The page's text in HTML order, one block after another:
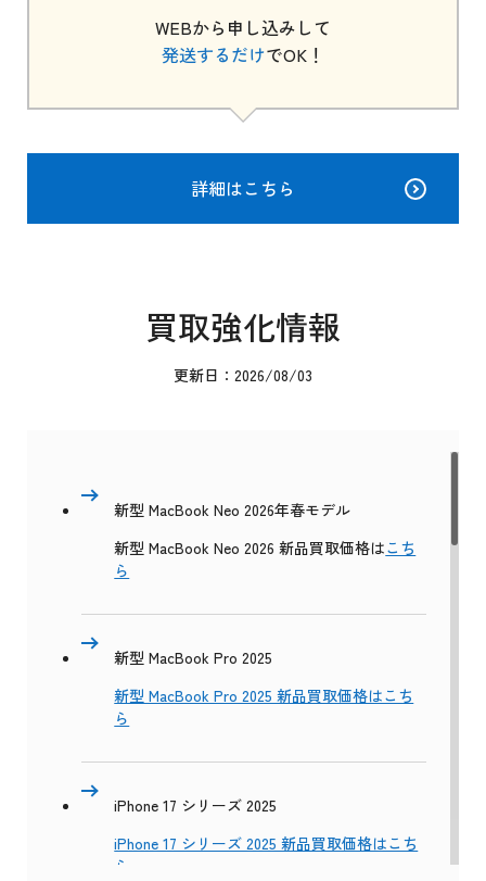
WEBから申し込みして
発送するだけでOK！
詳細はこちら
買取強化情報
更新日：2026/08/03
新型 MacBook Neo 2026年春モデル
新型 MacBook Neo 2026 新品買取価格はこち
ら
新型 MacBook Pro 2025
新型 MacBook Pro 2025 新品買取価格はこち
ら
iPhone 17 シリーズ 2025
iPhone 17 シリーズ 2025 新品買取価格はこち
ら